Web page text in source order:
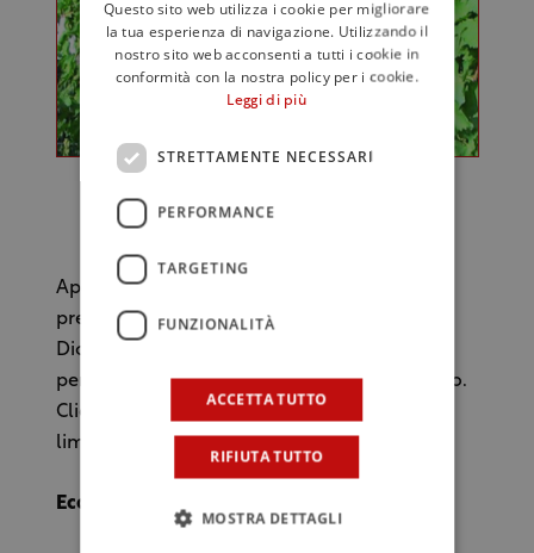
(Attilio Scienza e Domenico Surdi)
Appuntamento domenica 28 ottobre alle 13
presso la Sala Giardino A dell'hotel Villa
Diodoro che ospita il nostro evento. Il costo
per partecipare alla degustazione è di 15 euro.
Clicca subito qui per il ticket. I posti sono
limitati.
Ecco i vini in degustazione
Questo sito web utilizza i cookie per migliorare
la tua esperienza di navigazione. Utilizzando il
nostro sito web acconsenti a tutti i cookie in
conformità con la nostra policy per i cookie.
Leggi di più
STRETTAMENTE NECESSARI
PERFORMANCE
TARGETING
FUNZIONALITÀ
ACCETTA TUTTO
RIFIUTA TUTTO
MOSTRA DETTAGLI